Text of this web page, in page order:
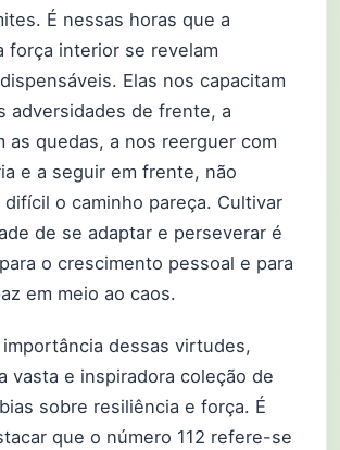
É nessas horas que a
força interior se revelam
Elas nos capacitam
adversidades de frente, a
as quedas, a nos reerguer com
e a seguir em frente, não
o caminho pareça. Cultivar
de se adaptar e perseverar é
o crescimento pessoal e para
em meio ao caos.
importância dessas virtudes,
vasta e inspiradora coleção de
sobre resiliência e força. É
que o número 112 refere-se